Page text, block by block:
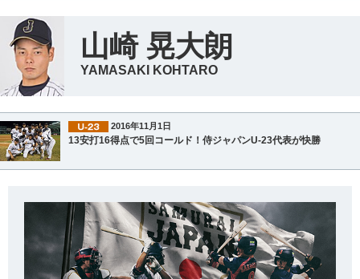
山崎 晃大朗
YAMASAKI KOHTARO
2016年11月1日
13安打16得点で5回コールド！侍ジャパンU-23代表が快勝